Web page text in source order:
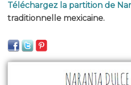
Téléchargez la partition de
traditionnelle mexicaine.